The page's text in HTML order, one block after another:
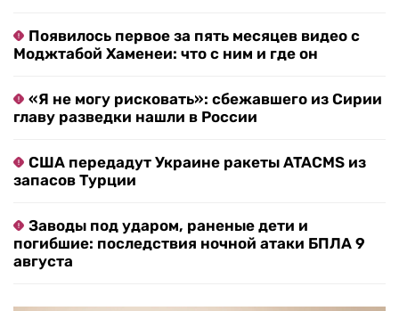
Появилось первое за пять месяцев видео с
Моджтабой Хаменеи: что с ним и где он
«Я не могу рисковать»: сбежавшего из Сирии
главу разведки нашли в России
США передадут Украине ракеты ATACMS из
запасов Турции
Заводы под ударом, раненые дети и
погибшие: последствия ночной атаки БПЛА 9
августа